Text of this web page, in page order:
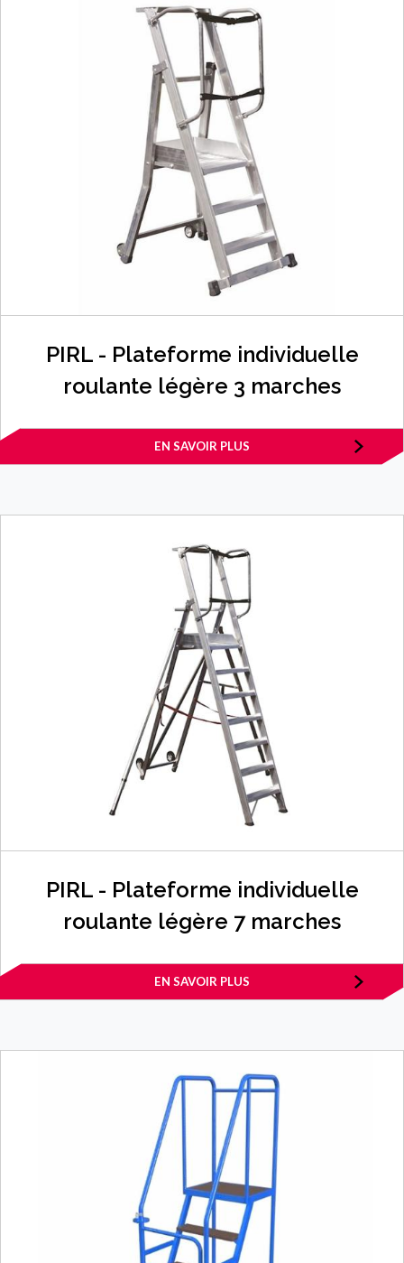
PIRL - Plateforme individuelle
roulante légère 3 marches
EN SAVOIR PLUS
PIRL - Plateforme individuelle
roulante légère 7 marches
EN SAVOIR PLUS